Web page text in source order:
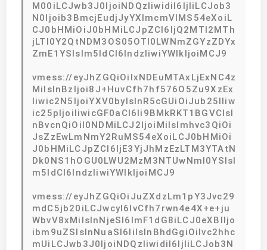
M00iLCJwb3J0IjoiNDQzIiwidiI6IjIiLCJob3
N0Ijoib3BmcjEudjJyYXlmcmVlMS54eXoiL
CJ0bHMiOiJ0bHMiLCJpZCI6IjQ2MTI2MTh
jLTI0Y2QtNDM3OS05OTI0LWNmZGYzZDYx
ZmE1YSIsIm5ldCI6IndzIiwiYWlkIjoiMCJ9
vmess://eyJhZGQiOiIxNDEuMTAxLjExNC4z
MiIsInBzIjoi8J+HuvCfh7hf576O5Zu9XzEx
Iiwic2N5IjoiYXV0byIsInR5cGUiOiJub25lIiw
ic25pIjoiIiwicGF0aCI6Ii9BMkRKT1BGVCIsI
nBvcnQiOiI0NDMiLCJ2IjoiMiIsImhvc3QiOi
JsZzEwLmNmY2RuMS54eXoiLCJ0bHMiOi
J0bHMiLCJpZCI6IjE3YjJhMzEzLTM3YTAtN
Dk0NS1hOGU0LWU2MzM3NTUwNmI0YSIsI
m5ldCI6IndzIiwiYWlkIjoiMCJ9
vmess://eyJhZGQiOiJuZXdzLm1pY3Jvc29
mdC5jb20iLCJwcyI6IvCfh7rwn4e4X+e+ju
WbvV8xMiIsInNjeSI6ImF1dG8iLCJ0eXBlIjo
ibm9uZSIsInNuaSI6IiIsInBhdGgiOiIvc2hhc
mUiLCJwb3J0IjoiNDQzIiwidiI6IjIiLCJob3N